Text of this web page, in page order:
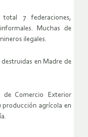
7 federaciones,
Muchas de
ilegales.
en Madre de
Comercio Exterior
producción agrícola en